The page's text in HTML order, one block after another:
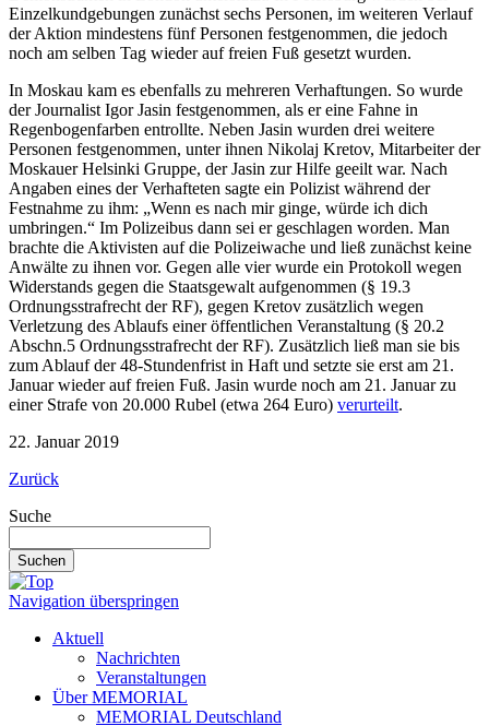
Einzelkundgebungen zunächst sechs Personen, im weiteren Verlauf
der Aktion mindestens fünf Personen festgenommen, die jedoch
noch am selben Tag wieder auf freien Fuß gesetzt wurden.
In Moskau kam es ebenfalls zu mehreren Verhaftungen. So wurde
der Journalist Igor Jasin festgenommen, als er eine Fahne in
Regenbogenfarben entrollte. Neben Jasin wurden drei weitere
Personen festgenommen, unter ihnen Nikolaj Kretov, Mitarbeiter der
Moskauer Helsinki Gruppe, der Jasin zur Hilfe geeilt war. Nach
Angaben eines der Verhafteten sagte ein Polizist während der
Festnahme zu ihm: „Wenn es nach mir ginge, würde ich dich
umbringen.“ Im Polizeibus dann sei er geschlagen worden. Man
brachte die Aktivisten auf die Polizeiwache und ließ zunächst keine
Anwälte zu ihnen vor. Gegen alle vier wurde ein Protokoll wegen
Widerstands gegen die Staatsgewalt aufgenommen (§ 19.3
Ordnungsstrafrecht der RF), gegen Kretov zusätzlich wegen
Verletzung des Ablaufs einer öffentlichen Veranstaltung (§ 20.2
Abschn.5 Ordnungsstrafrecht der RF). Zusätzlich ließ man sie bis
zum Ablauf der 48-Stundenfrist in Haft und setzte sie erst am 21.
Januar wieder auf freien Fuß. Jasin wurde noch am 21. Januar zu
einer Strafe von 20.000 Rubel (etwa 264 Euro) verurteilt.
22. Januar 2019
Zurück
Suche
Suchen
Navigation überspringen
Aktuell
Nachrichten
Veranstaltungen
Über MEMORIAL
MEMORIAL Deutschland